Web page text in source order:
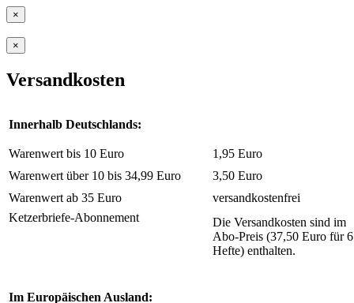
×
×
Versandkosten
Innerhalb Deutschlands:
Warenwert bis 10 Euro
1,95 Euro
Warenwert über 10 bis 34,99 Euro
3,50 Euro
Warenwert ab 35 Euro
versandkostenfrei
Ketzerbriefe-Abonnement
Die Versandkosten sind im
Abo-Preis (37,50 Euro für 6
Hefte) enthalten.
Im Europäischen Ausland: